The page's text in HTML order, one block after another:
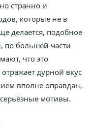
странно и
которые не в
делается, подобное
по большей части
что это
дурной вкус
вполне оправдан,
мотивы.